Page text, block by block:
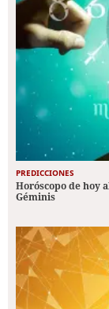
PREDICCIONES
Horóscopo de hoy
Géminis